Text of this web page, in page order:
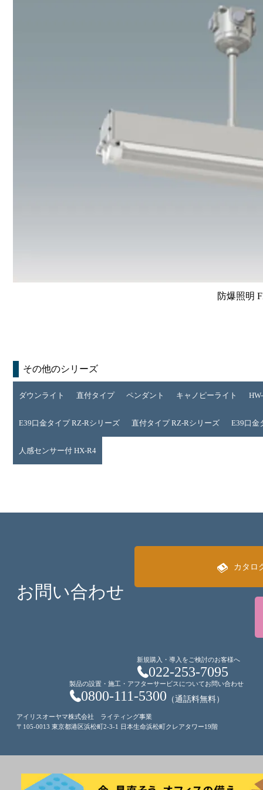
防爆照明
その他のシリーズ
ダウンライト 直付タイプ ペンダント キャノピーライト
E39口金タイプ RZ-Rシリーズ 直付タイプ RZ-Rシリーズ E39口金
人感センサー付 HX-R4
お問い合わせ
カタロ
新規購入・導入をご検討のお客様へ
022-253-7095
製品の設置・施工・アフターサービスについてお問い合わせ
0800-111-5300 （通話料無料）
アイリスオーヤマ株式会社 ライティング事業
〒105-0013 東京都港区浜松町2-3-1 日本生命浜松町クレアタワー19階